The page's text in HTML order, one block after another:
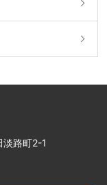
路町2-1